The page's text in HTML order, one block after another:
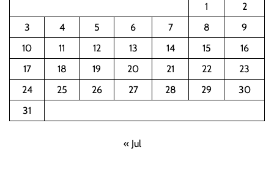
1
2
3
4 5 6 7 8
9
10
11 12 13 14 15
16
17
18 19 20 21 22
23
24
25 26 27 28 29
30
31
« Jul